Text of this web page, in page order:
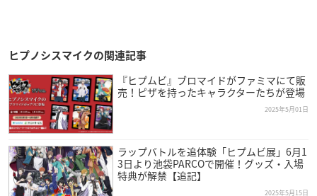
ヒプノシスマイクの関連記事
『ヒプムビ』ブロマイドがファミマにて販
売！ピザを持ったキャラクターたちが登場
2025年5月01日
ラップバトルを追体験「ヒプムビ展」6月1
3日より池袋PARCOで開催！グッズ・入場
特典が解禁【追記】
2025年5月15日